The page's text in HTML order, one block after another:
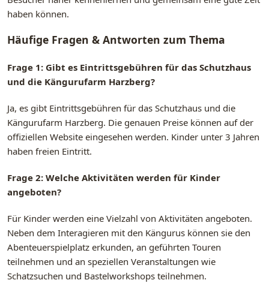
haben können.
Häufige Fragen & Antworten zum Thema
Frage 1: Gibt es Eintrittsgebühren für das Schutzhaus
und die Kängurufarm Harzberg?
Ja, es gibt Eintrittsgebühren für das Schutzhaus und die
Kängurufarm Harzberg. Die genauen Preise können auf der
offiziellen Website eingesehen werden. Kinder unter 3 Jahren
haben freien Eintritt.
Frage 2: Welche Aktivitäten werden für Kinder
angeboten?
Für Kinder werden eine Vielzahl von Aktivitäten angeboten.
Neben dem Interagieren mit den Kängurus können sie den
Abenteuerspielplatz erkunden, an geführten Touren
teilnehmen und an speziellen Veranstaltungen wie
Schatzsuchen und Bastelworkshops teilnehmen.